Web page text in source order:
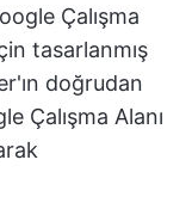
Çalışma
tasarlanmış
doğrudan
Çalışma Alanı